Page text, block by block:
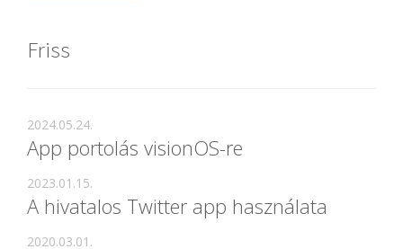
Friss
App portolás visionOS-re
2024.05.24.
A hivatalos Twitter app használata
2023.01.15.
2020.03.01.